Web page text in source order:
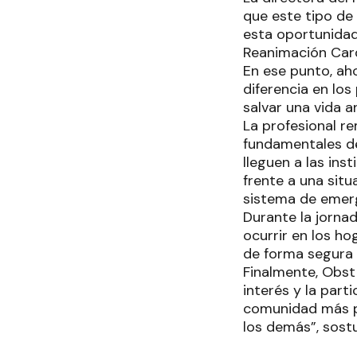
que este tipo de
esta
Reanimación
En ese punto,
diferencia en
salvar una vida
La profesional
fundamentales
lleguen a las
frente a una
sistema de
Durante la
ocurrir en los
de forma
Finalmente,
interés y la
comunidad más
los demás”,